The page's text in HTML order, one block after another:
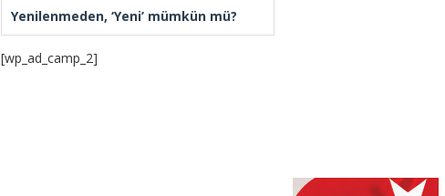
Yenilenmeden, ‘Yeni’ mümkün mü?
[wp_ad_camp_2]